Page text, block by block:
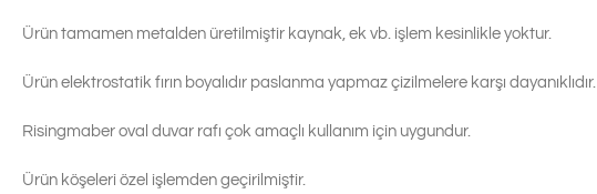
Ürün tamamen metalden üretilmiştir kaynak, ek vb. işlem kesinlikle yoktur.
Ürün elektrostatik fırın boyalıdır paslanma yapmaz çizilmelere karşı dayanıklıdır.
Risingmaber oval duvar rafı çok amaçlı kullanım için uygundur.
Ürün köşeleri özel işlemden geçirilmiştir.